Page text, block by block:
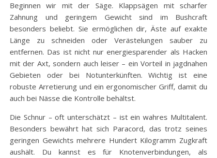
Beginnen wir mit der Säge. Klappsägen mit scharfer
Zahnung und geringem Gewicht sind im Bushcraft
besonders beliebt. Sie ermöglichen dir, Äste auf exakte
Länge zu schneiden oder Verästelungen sauber zu
entfernen. Das ist nicht nur energiesparender als Hacken
mit der Axt, sondern auch leiser – ein Vorteil in jagdnahen
Gebieten oder bei Notunterkünften. Wichtig ist eine
robuste Arretierung und ein ergonomischer Griff, damit du
auch bei Nässe die Kontrolle behältst.
Die Schnur – oft unterschätzt – ist ein wahres Multitalent.
Besonders bewährt hat sich Paracord, das trotz seines
geringen Gewichts mehrere Hundert Kilogramm Zugkraft
aushält. Du kannst es für Knotenverbindungen, als